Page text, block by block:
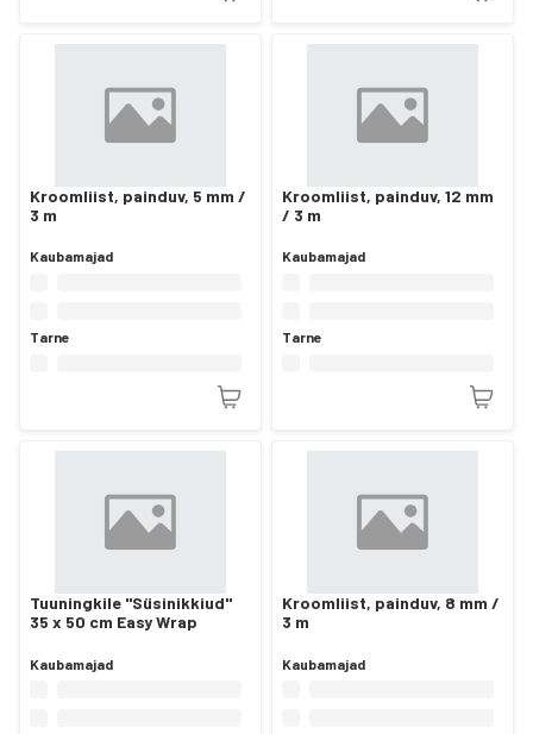
Kroomliist, painduv, 5 mm /
3 m
Kaubamajad
Tarne
Kroomliist, painduv, 12 mm
/ 3 m
Kaubamajad
Tarne
Tuuningkile "Süsinikkiud"
35 x 50 cm Easy Wrap
Kaubamajad
Kroomliist, painduv, 8 mm /
3 m
Kaubamajad